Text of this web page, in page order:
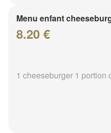
Menu enfant
8.20 €
1 cheeseburger 1 portion